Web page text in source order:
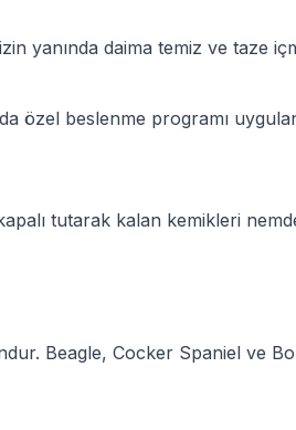
yanında daima temiz ve taze
özel beslenme programı
tutarak kalan kemikleri
Beagle, Cocker Spaniel ve